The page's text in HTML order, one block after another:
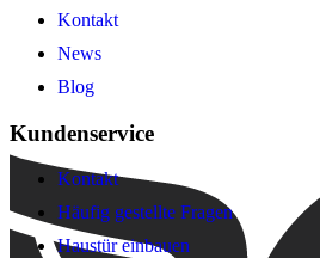
Kontakt
News
Blog
Kundenservice
Kontakt
Häufig gestellte Fragen
Haustür einbauen